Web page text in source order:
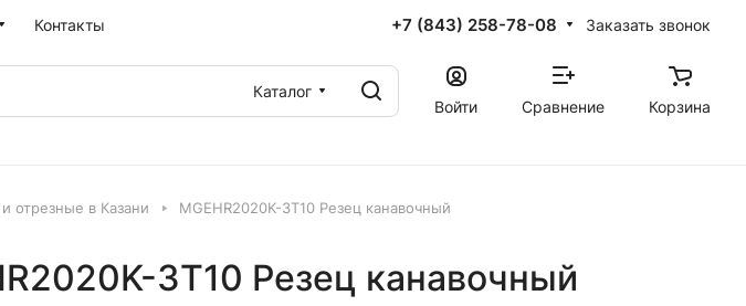
Контакты +7 (843) 258-78-08 Заказать звонок
Каталог
Войти
Сравнение Корзина
отрезные в Казани MGEHR2020K-3T10 Резец канавочный
3T10 Резец канавочный